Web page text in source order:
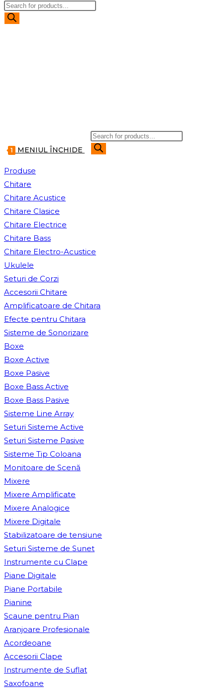
WEBSITE
Products
search
1 MENIUL ÎNCHIDE
Products
search
Produse
Chitare
Chitare Acustice
Chitare Clasice
Chitare Electrice
Chitare Bass
Chitare Electro-Acustice
Ukulele
Seturi de Corzi
Accesorii Chitare
Amplificatoare de Chitara
Efecte pentru Chitara
Sisteme de Sonorizare
Boxe
Boxe Active
Boxe Pasive
Boxe Bass Active
Boxe Bass Pasive
Sisteme Line Array
Seturi Sisteme Active
Seturi Sisteme Pasive
Sisteme Tip Coloana
Monitoare de Scenă
Mixere
Mixere Amplificate
Mixere Analogice
Mixere Digitale
Stabilizatoare de tensiune
Seturi Sisteme de Sunet
Instrumente cu Clape
Piane Digitale
Piane Portabile
Pianine
Scaune pentru Pian
Aranjoare Profesionale
Acordeoane
Accesorii Clape
Instrumente de Suflat
Saxofoane